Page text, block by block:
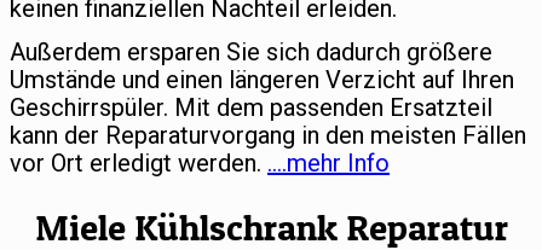
keinen finanziellen Nachteil erleiden.
Außerdem ersparen Sie sich dadurch größere
Umstände und einen längeren Verzicht auf Ihren
Geschirrspüler. Mit dem passenden Ersatzteil
kann der Reparaturvorgang in den meisten Fällen
vor Ort erledigt werden. ….mehr Info
Miele Kühlschrank Reparatur